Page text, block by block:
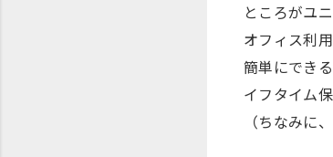
ところがユ
オフィス利
簡単にでき
イフタイム
（ちなみに